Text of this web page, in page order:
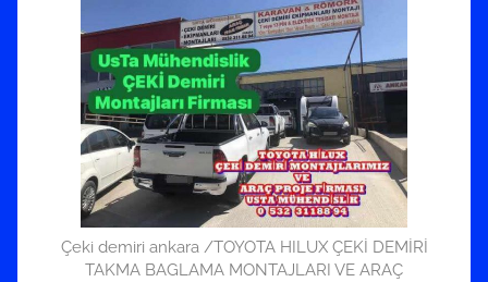
Çeki demiri ankara /TOYOTA HILUX ÇEKİ DEMİRİ
TAKMA BAGLAMA MONTAJLARI VE ARAÇ